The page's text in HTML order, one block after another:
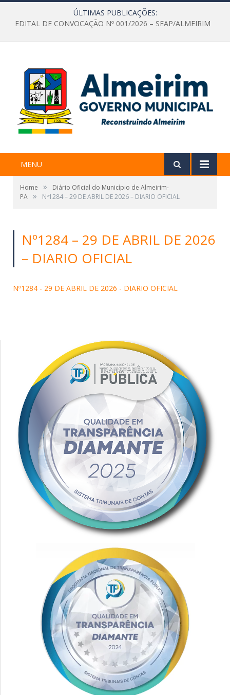
ÚLTIMAS PUBLICAÇÕES:
EDITAL DE CONVOCAÇÃO Nº 001/2026 – SEAP/ALMEIRIM
MENU
Home »
Diário Oficial do Município de Almeirim-
PA » Nº1284 – 29 DE ABRIL DE 2026 – DIARIO OFICIAL
Nº1284 – 29 DE ABRIL DE 2026
– DIARIO OFICIAL
Nº1284 - 29 DE ABRIL DE 2026 - DIARIO OFICIAL